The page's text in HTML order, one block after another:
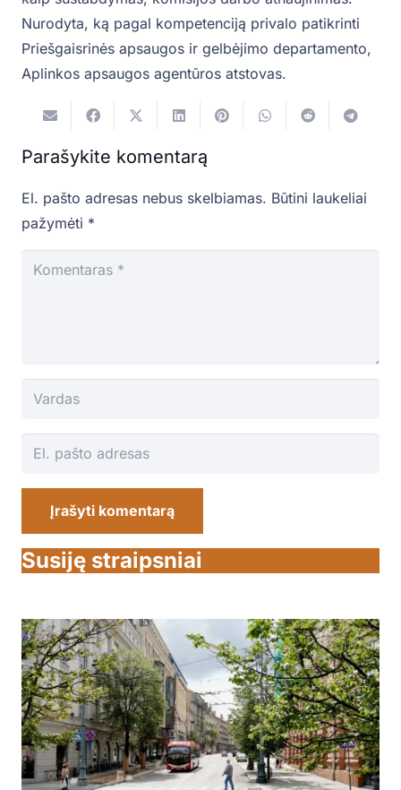
Nurodyta, ką pagal kompetenciją privalo patikrinti
Priešgaisrinės apsaugos ir gelbėjimo departamento,
Aplinkos apsaugos agentūros atstovas.
Parašykite komentarą
El. pašto adresas nebus skelbiamas. Būtini laukeliai
pažymėti *
Įrašyti komentarą
Susiję straipsniai